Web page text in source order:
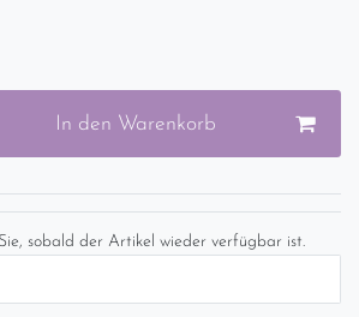
In den Warenkorb
sobald der Artikel wieder verfügbar ist.